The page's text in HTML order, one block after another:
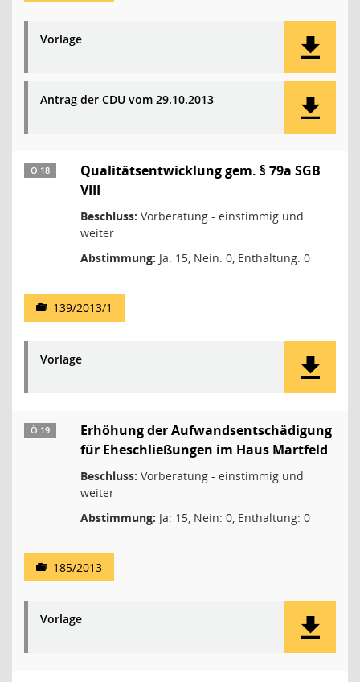
Vorlage
Antrag der CDU vom 29.10.2013
Ö 18
Qualitätsentwicklung gem. § 79a SGB
VIII
Beschluss: Vorberatung - einstimmig und
weiter
Abstimmung: Ja: 15, Nein: 0, Enthaltung: 0
139/2013/1
Vorlage
Ö 19
Erhöhung der Aufwandsentschädigung
für Eheschließungen im Haus Martfeld
Beschluss: Vorberatung - einstimmig und
weiter
Abstimmung: Ja: 15, Nein: 0, Enthaltung: 0
185/2013
Vorlage